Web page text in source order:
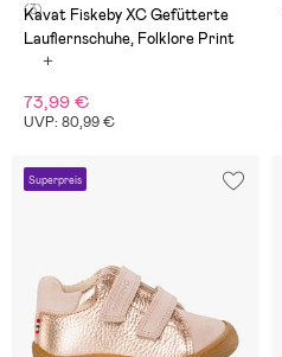
(3)
Kavat Fiskeby XC Gefütterte
Lauflernschuhe, Folklore Print
73,99 €
UVP: 80,99 €
Superpreis